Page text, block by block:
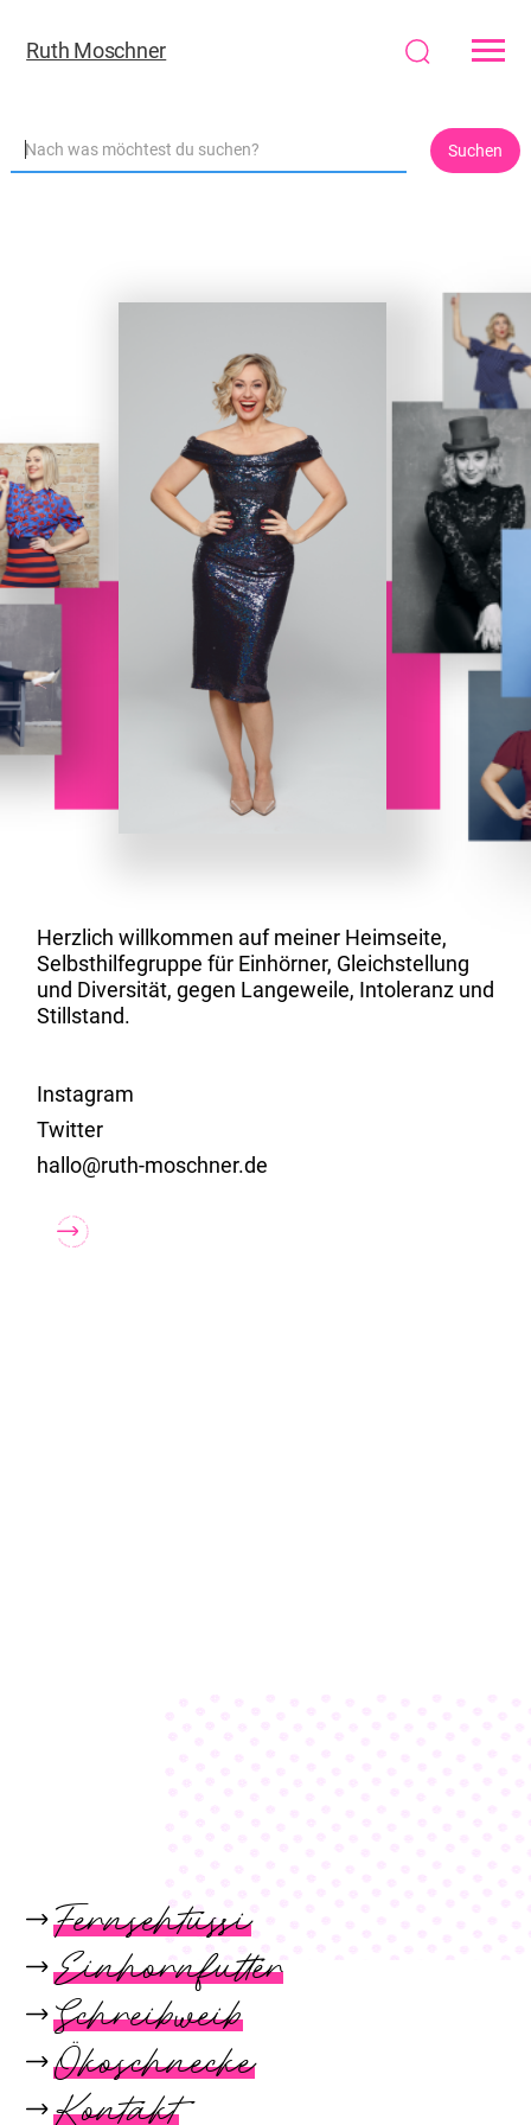
Ruth Moschner
Instagram
Twitter
hallo@ruth-moschner.de
Herzlich willkommen auf meiner Heimseite,
Selbst­hilfegruppe für Einhörner, Gleich­stellung
und Diversität, gegen Langeweile, Intoleranz und
Still­stand.
Fernsehtussi
Einhornfutter
Schreibweib
Ökoschnecke
Kontakt